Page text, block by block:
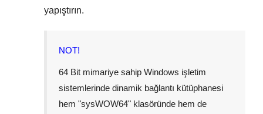
yapıştırın.
NOT!
64 Bit mimariye sahip Windows işletim
sistemlerinde dinamik bağlantı kütüphanesi
hem "sysWOW64" klasöründe hem de